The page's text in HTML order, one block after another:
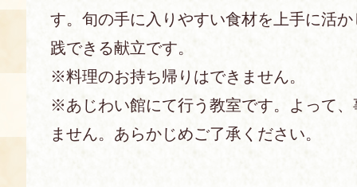
あじわい館とは
京の食文化について
アクセス
料理教室
募集中の教室
展示室
す。旬の手に入りやすい食材を上手に活
践できる献立です。
※料理のお持ち帰りはできません。
※あじわい館にて行う教室です。よって
ません。あらかじめご了承ください。